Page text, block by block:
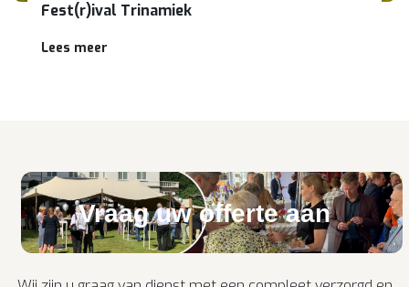
Fest(r)ival Trinamiek
Lees meer
Vraag uw offerte aan